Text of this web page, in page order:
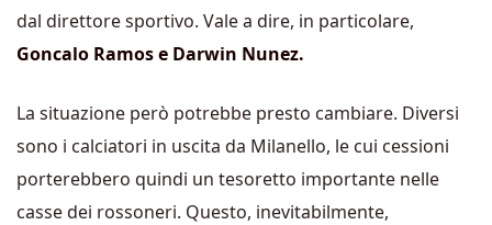
dal direttore sportivo. Vale a dire, in particolare,
Goncalo Ramos e Darwin Nunez.
La situazione però potrebbe presto cambiare. Diversi
sono i calciatori in uscita da Milanello, le cui cessioni
porterebbero quindi un tesoretto importante nelle
casse dei rossoneri. Questo, inevitabilmente,